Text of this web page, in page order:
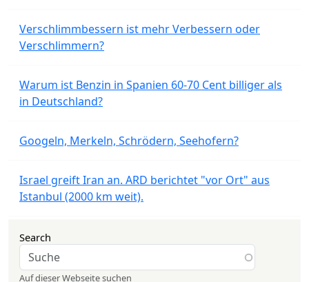
Verschlimmbessern ist mehr Verbessern oder
Verschlimmern?
Warum ist Benzin in Spanien 60-70 Cent billiger als
in Deutschland?
Googeln, Merkeln, Schrödern, Seehofern?
Israel greift Iran an. ARD berichtet "vor Ort" aus
Istanbul (2000 km weit).
Search
Auf dieser Webseite suchen